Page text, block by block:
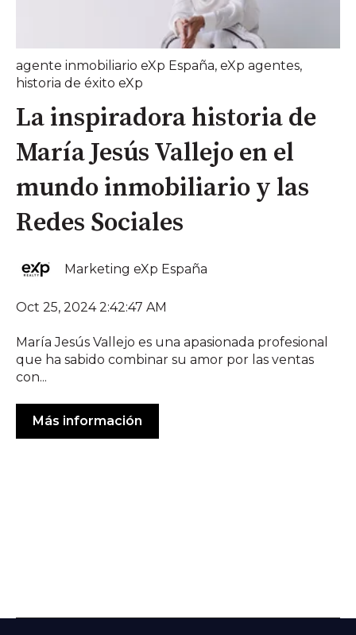
agente inmobiliario eXp España, eXp agentes,
historia de éxito eXp
La inspiradora historia de
María Jesús Vallejo en el
mundo inmobiliario y las
Redes Sociales
Marketing eXp España
Oct 25, 2024 2:42:47 AM
María Jesús Vallejo es una apasionada profesional
que ha sabido combinar su amor por las ventas
con...
Más información